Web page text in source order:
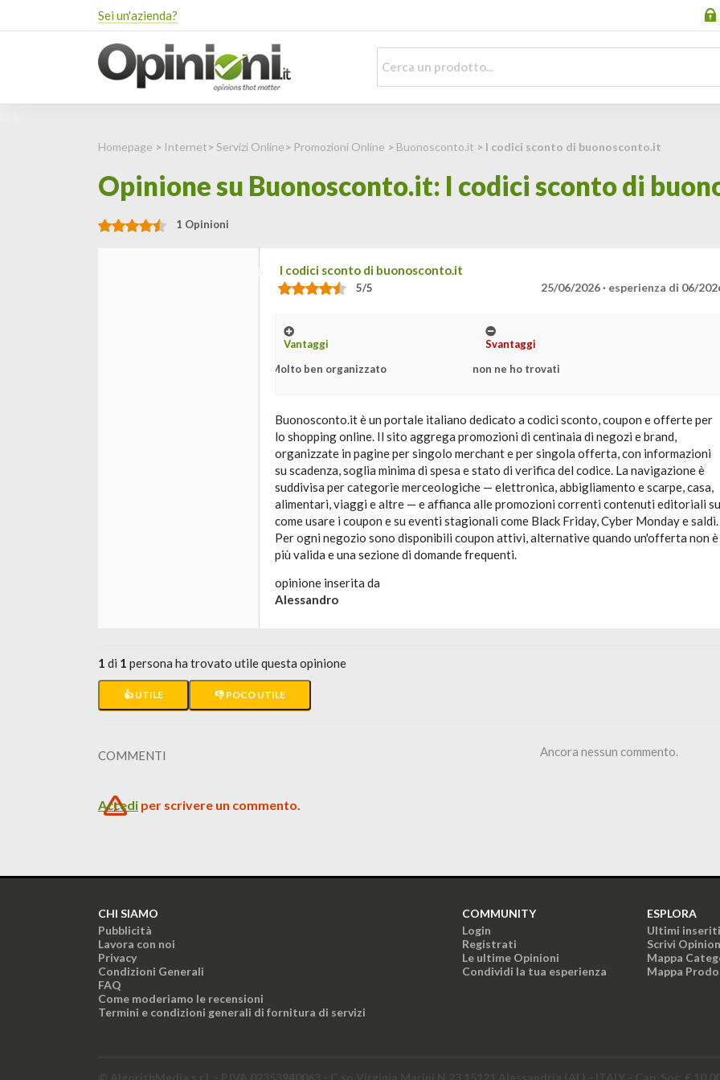
Sei un'azienda?
Homepage > Internet>Servizi Online> Promozioni Online > Buonosconto.it > I codici sconto di buonosconto.it
Opinione su Buonosconto.it: I codici sconto di
1 Opinioni
I codici sconto di buonosconto.it
5/5 25/06/2026 · esperienza di 06/
Vantaggi
Molto ben organizzato
Svantaggi
non ne ho trovati
Buonosconto.it è un portale italiano dedicato a codici sconto, coupon e offerte per
lo shopping online. Il sito aggrega promozioni di centinaia di negozi e brand,
organizzate in pagine per singolo merchant e per singola offerta, con informazioni
su scadenza, soglia minima di spesa e stato di verifica del codice. La navigazione è
suddivisa per categorie merceologiche — elettronica, abbigliamento e scarpe, casa,
alimentari, viaggi e altre — e affianca alle promozioni correnti contenuti editoriali su
come usare i coupon e su eventi stagionali come Black Friday, Cyber Monday e saldi.
Per ogni negozio sono disponibili coupon attivi, alternative quando un'offerta non è
più valida e una sezione di domande frequenti.
opinione inserita da
Alessandro
1 di 1 persona ha trovato utile questa opinione
👍 UTILE 👎 POCO UTILE
COMMENTI Ancora nessun commento.
Accedi per scrivere un commento.
CHI SIAMO
Pubblicità
Lavora con noi
Privacy
Condizioni Generali
FAQ
Come moderiamo le recensioni
Termini e condizioni generali di fornitura di servizi
COMMUNITY
Login
Registrati
Le ultime Opinioni
Condividi la tua esperienza
ESPLORA
Ultimi inseriti
Scrivi
Mappa
Mappa